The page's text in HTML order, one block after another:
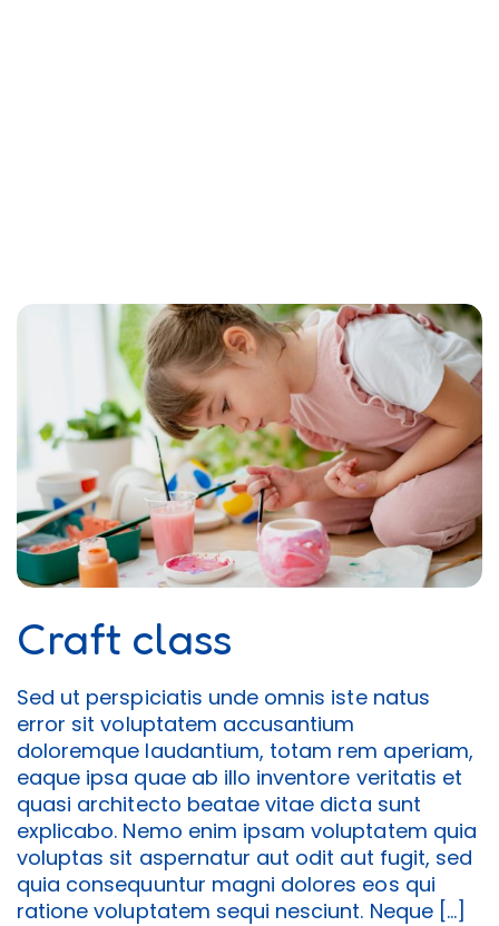
Craft class
Sed ut perspiciatis unde omnis iste natus
error sit voluptatem accusantium
doloremque laudantium, totam rem aperiam,
eaque ipsa quae ab illo inventore veritatis et
quasi architecto beatae vitae dicta sunt
explicabo. Nemo enim ipsam voluptatem quia
voluptas sit aspernatur aut odit aut fugit, sed
quia consequuntur magni dolores eos qui
ratione voluptatem sequi nesciunt. Neque […]